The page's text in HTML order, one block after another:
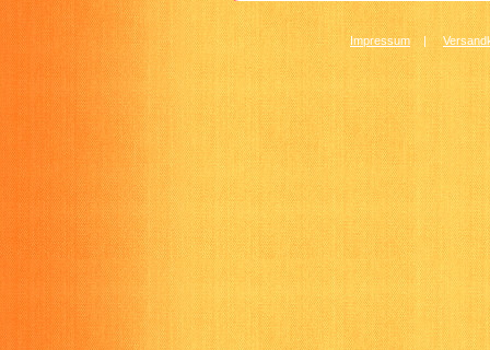
Impressum |